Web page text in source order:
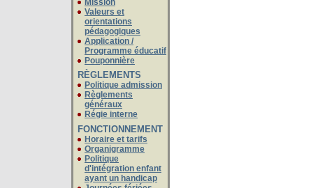
pédagogiques
Programme éducatif
Pouponnière
RÈGLEMENTS
Politique admission
généraux
Régie interne
FONCTIONNEMENT
Horaire et tarifs
Organigramme
ayant un handicap